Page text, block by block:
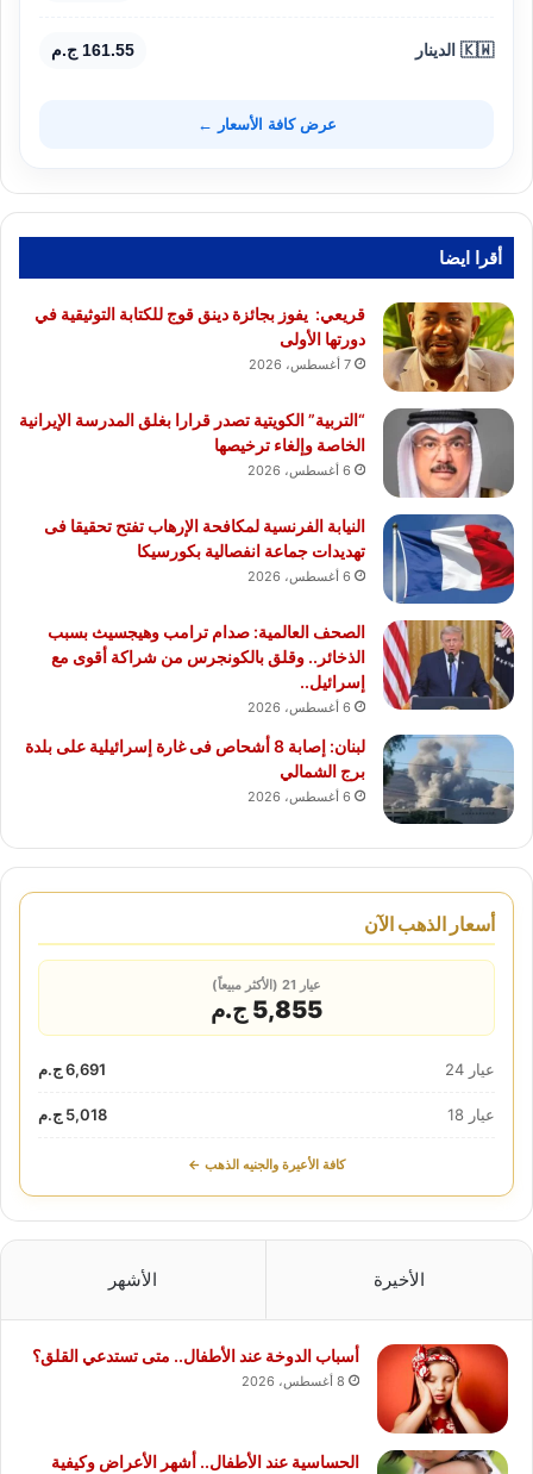
🇰🇼 الدينار 161.55 ج.م
عرض كافة الأسعار ←
أقرا ايضا
قريعي: يفوز بجائزة دينق قوج للكتابة التوثيقية في
دورتها الأولى
7 أغسطس، 2026
“التربية” الكويتية تصدر قرارا بغلق المدرسة الإيرانية
الخاصة وإلغاء ترخيصها
6 أغسطس، 2026
النيابة الفرنسية لمكافحة الإرهاب تفتح تحقيقا فى
تهديدات جماعة انفصالية بكورسيكا
6 أغسطس، 2026
الصحف العالمية: صدام ترامب وهيجسيث بسبب
الذخائر.. وقلق بالكونجرس من شراكة أقوى مع
إسرائيل..
6 أغسطس، 2026
لبنان: إصابة 8 أشحاص فى غارة إسرائيلية على بلدة
برج الشمالي
6 أغسطس، 2026
أسعار الذهب الآن
عيار 21 (الأكثر مبيعاً)
5,855 ج.م
عيار 24 6,691 ج.م
عيار 18 5,018 ج.م
كافة الأعيرة والجنيه الذهب ←
الأخيرة الأشهر
أسباب الدوخة عند الأطفال.. متى تستدعي القلق؟
8 أغسطس، 2026
الحساسية عند الأطفال.. أشهر الأعراض وكيفية